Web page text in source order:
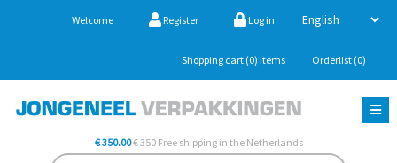
Welcome Register Log in
Shopping cart (0) items Orderlist (0)
€ 350.00€ 350 Free shipping in the Netherlands